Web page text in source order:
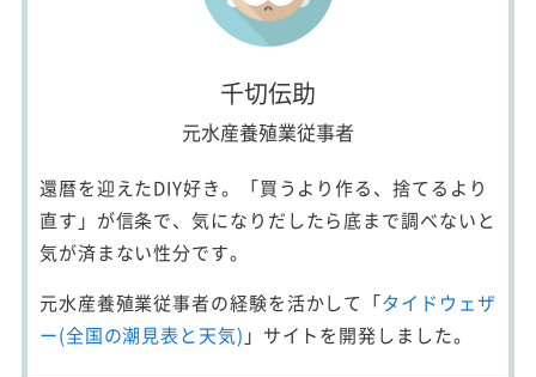
千切伝助
元水産養殖業従事者
還暦を迎えたDIY好き。「買うより作る、捨てるより
直す」が信条で、気になりだしたら底まで調べないと
気が済まない性分です。
元水産養殖業従事者の経験を活かして「タイドウェザ
ー(全国の潮見表と天気) 」サイトを開発しました。